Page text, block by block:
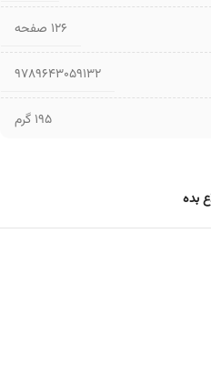
۱۲۶ صفحه
9789643059132
195 گرم
بده